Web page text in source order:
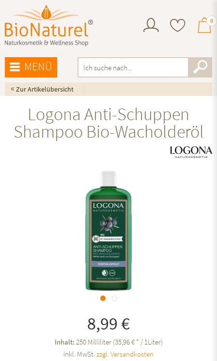
0
MENÜ
« Zur Artikelübersicht
Logona Anti-Schuppen
Shampoo Bio-Wacholderöl
8,99 €
Inhalt: 250 Milliliter (35,96 € * / 1Liter)
inkl. MwSt.zzgl. Versandkosten